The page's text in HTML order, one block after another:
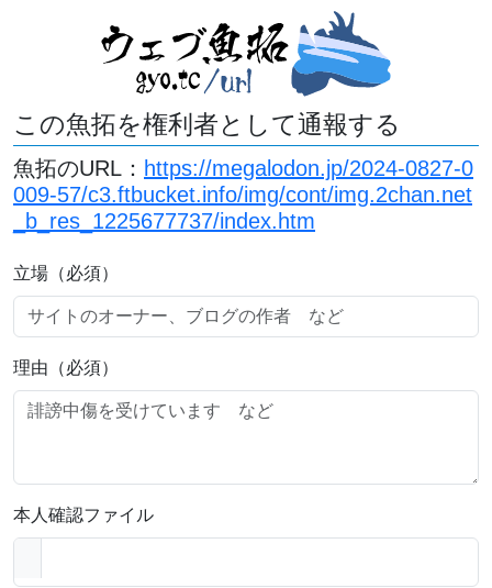
この魚拓を権利者として通報する
魚拓のURL： https://megalodon.jp/2024-0827-0
009-57/c3.ftbucket.info/img/cont/img.2chan.net
_b_res_1225677737/index.htm
立場（必須）
理由（必須）
本人確認ファイル